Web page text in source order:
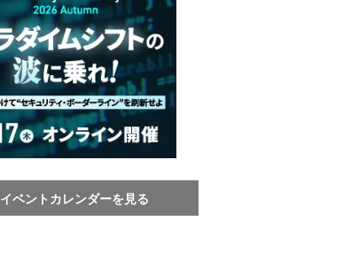
イベントカレンダーを見る